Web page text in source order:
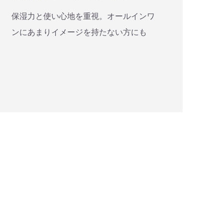
保湿力と使い心地を重視。オールインワ
ンにあまりイメージを持たない方にも